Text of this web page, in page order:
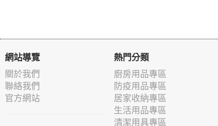
網站導覽
關於我們
聯絡我們
官方網站
熱門分類
廚房用品專區
防疫用品專區
居家收納專區
生活用品專區
清潔用具專區